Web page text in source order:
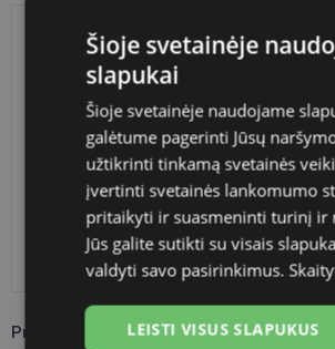
Product Information
SHIPPING
Planned delivery date
Shop LT
Venipak paštomatai
LP Express paštomatai
DPD paštomatai
Omniva paštomatai
Šioje svetainėje
slapukai
Šioje svetainėje naudojame
galėtume pagerinti Jūsų
užtikrinti tinkamą svetainės
įvertinti svetainės lankomumo
pritaikyti ir suasmeninti turinį ir
Jūs galite sutikti su visais
valdyti savo pasirinkimus.
LEISTI VISUS SLAPUKUS